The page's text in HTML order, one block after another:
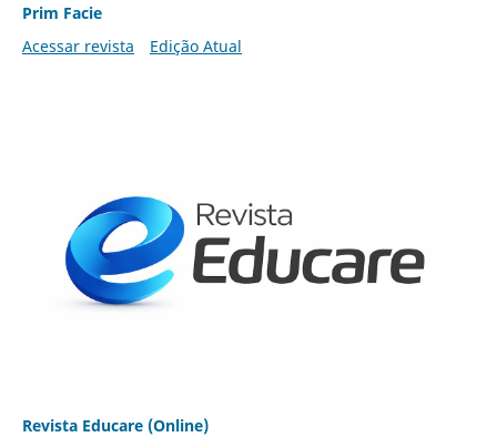
Prim Facie
Acessar revista
Edição Atual
Revista Educare (Online)